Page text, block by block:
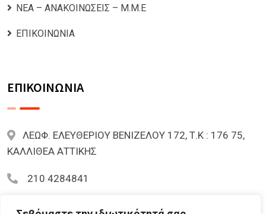
ΝΕΑ – ΑΝΑΚΟΙΝΩΣΕΙΣ – Μ.Μ.Ε
ΕΠΙΚΟΙΝΩΝΙΑ
ΕΠΙΚΟΙΝΩΝΙΑ
ΛΕΩΦ. ΕΛΕΥΘΕΡΙΟΥ ΒΕΝΙΖΕΛΟΥ 172, Τ.Κ : 176 75,
ΚΑΛΛΙΘΕΑ ΑΤΤΙΚΗΣ
210 4284841
mariazoi.powernumbers@gmail.com